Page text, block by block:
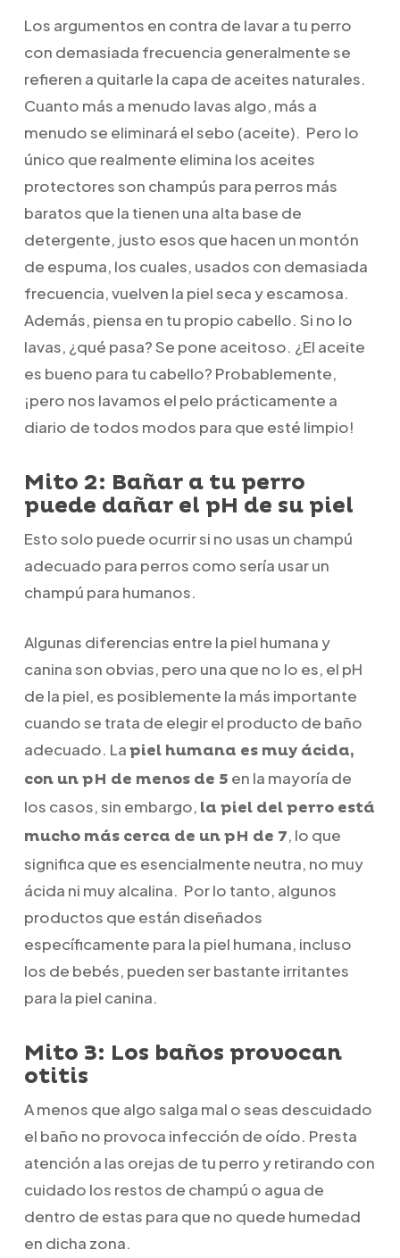
Los argumentos en contra de lavar a tu perro
con demasiada frecuencia generalmente se
refieren a quitarle la capa de aceites naturales.
Cuanto más a menudo lavas algo, más a
menudo se eliminará el sebo (aceite). Pero lo
único que realmente elimina los aceites
protectores son champús para perros más
baratos que la tienen una alta base de
detergente, justo esos que hacen un montón
de espuma, los cuales, usados con demasiada
frecuencia, vuelven la piel seca y escamosa.
Además, piensa en tu propio cabello. Si no lo
lavas, ¿qué pasa? Se pone aceitoso. ¿El aceite
es bueno para tu cabello? Probablemente,
¡pero nos lavamos el pelo prácticamente a
diario de todos modos para que esté limpio!
Mito 2: Bañar a tu perro
puede dañar el pH de su piel
Esto solo puede ocurrir si no usas un champú
adecuado para perros como sería usar un
champú para humanos.
Algunas diferencias entre la piel humana y
canina son obvias, pero una que no lo es, el pH
de la piel, es posiblemente la más importante
cuando se trata de elegir el producto de baño
adecuado. Lapiel humana es muy ácida,
con un pH de menos de 5 en la mayoría de
los casos, sin embargo, la piel del perro está
mucho más cerca de un pH de 7, lo que
significa que es esencialmente neutra, no muy
ácida ni muy alcalina. Por lo tanto, algunos
productos que están diseñados
específicamente para la piel humana, incluso
los de bebés, pueden ser bastante irritantes
para la piel canina.
Mito 3: Los baños provocan
otitis
A menos que algo salga mal o seas descuidado
el baño no provoca infección de oído. Presta
atención a las orejas de tu perro y retirando con
cuidado los restos de champú o agua de
dentro de estas para que no quede humedad
en dicha zona.